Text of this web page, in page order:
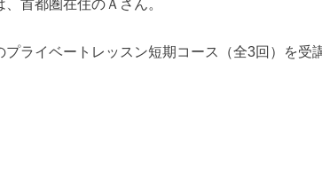
ライベートレッスン短期コース（全3回）を受